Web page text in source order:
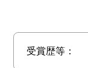
受賞歴等：